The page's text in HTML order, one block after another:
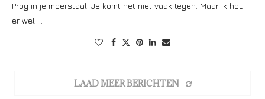
Prog in je moerstaal. Je komt het niet vaak tegen. Maar ik hou
er wel …
LAAD MEER BERICHTEN